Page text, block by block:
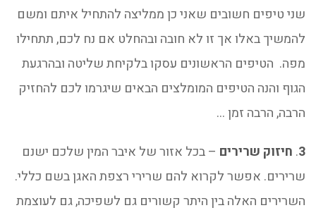
שני טיפים חשובים שאני כן ממליצה להתחיל איתם ומשם
להמשיך באלו אך זו לא חובה ובהחלט אם נח לכם, תתחילו
מפה. הטיפים הראשונים עסקו בלקיחת שליטה ובהרגעת
הגוף והנה הטיפים המומלצים הבאים שיגרמו לכם להחזיק
הרבה, הרבה זמן …
3
. חיזוק שרירים – בכל אזור של איבר המין שלכם ישנם
שרירים. אפשר לקרוא להם שרירי רצפת האגן בשם כללי.
השרירים האלה בין היתר קשורים גם לשפיכה, גם לעוצמת